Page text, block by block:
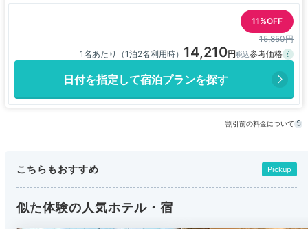
11%OFF
15,850円
1名あたり（1泊2名利用時） 14,210
日付を指定して宿泊プランを探す
割引前の料金について
こちらもおすすめ Pickup
似た体験の人気ホテル・宿